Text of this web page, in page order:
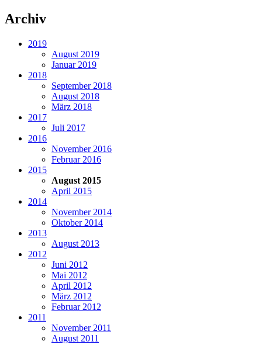
Archiv
2019
August 2019
Januar 2019
2018
September 2018
August 2018
März 2018
2017
Juli 2017
2016
November 2016
Februar 2016
2015
August 2015
April 2015
2014
November 2014
Oktober 2014
2013
August 2013
2012
Juni 2012
Mai 2012
April 2012
März 2012
Februar 2012
2011
November 2011
August 2011